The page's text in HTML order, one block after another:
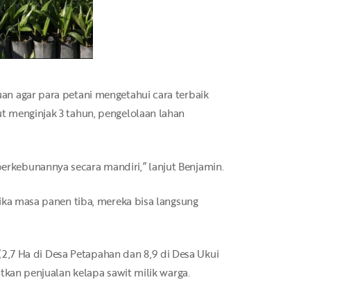
agar para petani mengetahui cara terbaik
3 tahun, pengelolaan lahan
secara mandiri,” lanjut Benjamin.
masa panen tiba, mereka bisa langsung
Ha di Desa Petapahan dan 8,9 di Desa Ukui
penjualan kelapa sawit milik warga.